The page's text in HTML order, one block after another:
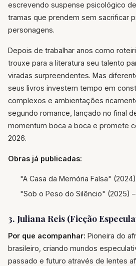
escrevendo suspense psicológico
tramas que prendem sem sacrificar
personagens.
Depois de trabalhar anos como
trouxe para a literatura seu talento
viradas surpreendentes. Mas
seus livros investem tempo em
complexos e ambientações
segundo romance, lançado no final
momentum boca a boca e promete
2026.
Obras já publicadas:
"A Casa da Memória Falsa"
"Sob o Peso do Silêncio" (2025)
3. Juliana Reis (Ficção
Por que acompanhar: Pioneira do
brasileiro, criando mundos
passado e futuro através de lentes